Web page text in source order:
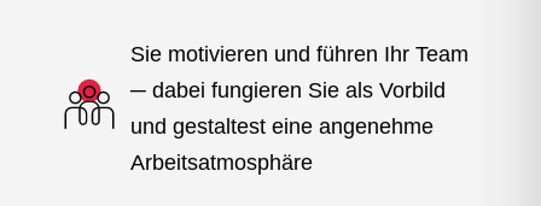
Sie motivieren und führen Ihr Team
─ dabei fungieren Sie als Vorbild
und gestaltest eine angenehme
Arbeitsatmosphäre